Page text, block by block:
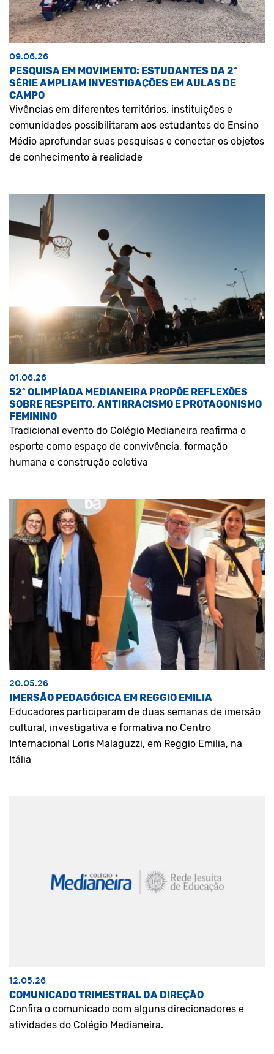
09.06.26
PESQUISA EM MOVIMENTO: ESTUDANTES DA 2ª
SÉRIE AMPLIAM INVESTIGAÇÕES EM AULAS DE
CAMPO
Vivências em diferentes territórios, instituições e
comunidades possibilitaram aos estudantes do Ensino
Médio aprofundar suas pesquisas e conectar os objetos
de conhecimento à realidade
01.06.26
52ª OLIMPÍADA MEDIANEIRA PROPÕE REFLEXÕES
SOBRE RESPEITO, ANTIRRACISMO E PROTAGONISMO
FEMININO
Tradicional evento do Colégio Medianeira reafirma o
esporte como espaço de convivência, formação
humana e construção coletiva
20.05.26
IMERSÃO PEDAGÓGICA EM REGGIO EMILIA
Educadores participaram de duas semanas de imersão
cultural, investigativa e formativa no Centro
Internacional Loris Malaguzzi, em Reggio Emilia, na
Itália
12.05.26
COMUNICADO TRIMESTRAL DA DIREÇÃO
Confira o comunicado com alguns direcionadores e
atividades do Colégio Medianeira.